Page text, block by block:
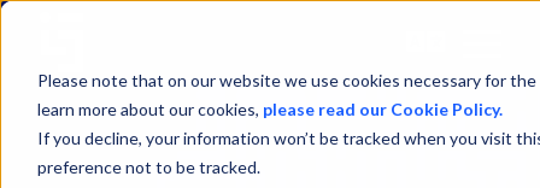
Please note that on our website we use cookies necessary for
learn more about our cookies, please read our Cookie Policy.
If you decline, your information won’t be tracked when you visit
preference not to be tracked.
Menu